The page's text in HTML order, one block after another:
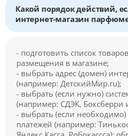
Какой порядок действий,
интернет-магазин
- подготовить список
размещения в магазине;
- выбрать адрес (домен)
(например: ДетскийМир.ru);
- выбрать (если нужно)
(например: СДЭК, Боксберри
- выбрать (если необходимо)
платежей (например: